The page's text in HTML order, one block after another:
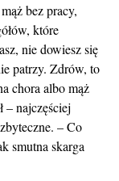
bez pracy,
które
nie dowiesz się
patrzy. Zdrów, to
chora albo mąż
– najczęściej
– Co
smutna skarga